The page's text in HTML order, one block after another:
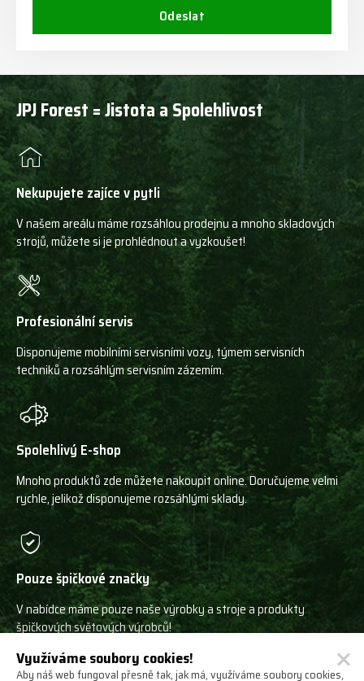
Odeslat
JPJ Forest = Jistota a Spolehlivost
Nekupujete zajíce v pytli
V našem areálu máme rozsáhlou prodejnu a mnoho skladových
strojů, můžete si je prohlédnout a vyzkoušet!
Profesionální servis
Disponujeme mobilními servisními vozy, týmem servisních
techniků a rozsáhlým servisním zázemím.
Spolehlivý E-shop
Mnoho produktů zde můžete nakoupit online. Doručujeme velmi
rychle, jelikož disponujeme rozsáhlými sklady.
Pouze špičkové značky
V nabídce máme pouze naše výrobky a stroje a produkty
špičkových světových výrobců!
Využíváme soubory cookies!
Aby náš web fungoval přesně tak, jak má, využíváme soubory cookies,